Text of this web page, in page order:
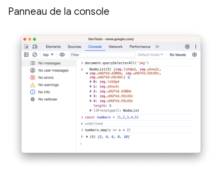
Panneau de la console